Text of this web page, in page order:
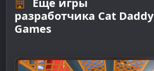
Еще игры
разработчика Cat Daddy
Games